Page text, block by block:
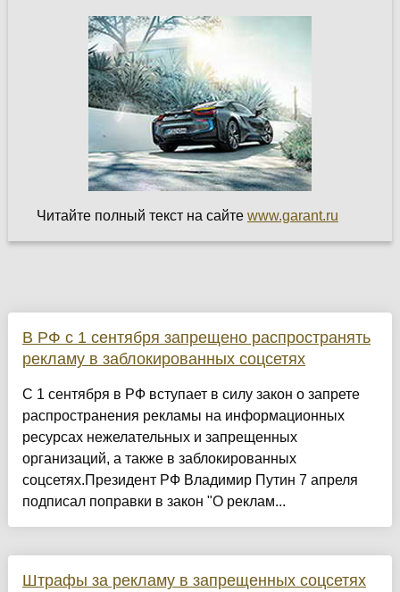
Читайте полный текст на сайте www.garant.ru
В РФ с 1 сентября запрещено распространять
рекламу в заблокированных соцсетях
С 1 сентября в РФ вступает в силу закон о запрете
распространения рекламы на информационных
ресурсах нежелательных и запрещенных
организаций, а также в заблокированных
соцсетях.Президент РФ Владимир Путин 7 апреля
подписал поправки в закон "О реклам...
Штрафы за рекламу в запрещенных соцсетях